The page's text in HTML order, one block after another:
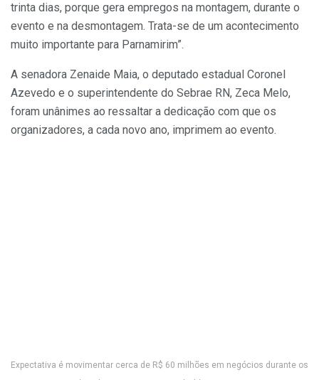
trinta dias, porque gera empregos na montagem, durante o
evento e na desmontagem. Trata-se de um acontecimento
muito importante para Parnamirim”.
A senadora Zenaide Maia, o deputado estadual Coronel
Azevedo e o superintendente do Sebrae RN, Zeca Melo,
foram unânimes ao ressaltar a dedicação com que os
organizadores, a cada novo ano, imprimem ao evento.
Expectativa é movimentar cerca de R$ 60 milhões em negócios durante os